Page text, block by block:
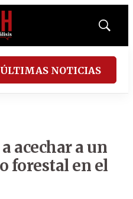
Mostrar
ÚLTIMAS NOTICIAS
acechar a un
forestal en el